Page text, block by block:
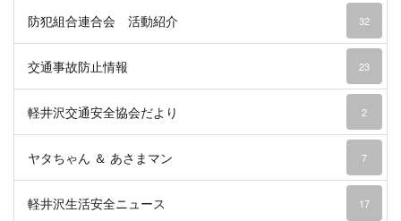
防犯組合連合会 活動紹介 32
交通事故防止情報 23
軽井沢交通安全協会だより 2
ヤタちゃん ＆ あさまマン 7
軽井沢生活安全ニュース 17